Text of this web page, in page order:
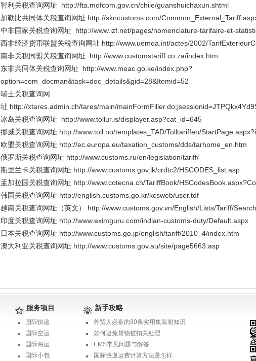
智利关税查询网址 http://fta.mofcom.gov.cn/chile/guanshuichaxun.shtml
加勒比共同体关税查询网址 http://skncustoms.com/
中非国家关税查询网址 http://www.izf.net/pages/nomenclature-tarifaire-et-
西非经济货币联盟关税查询网址 http://www.uemoa.int/actes/2002/
南非关税同盟关税查询网址 http://www.customstariff.co.za/index.htm
东非共同体关税查询网址 http://www.meac.go.ke/index.php?
option=com_docman&task=doc_details&gid=28&Itemid=52
瑞士关税查询网
址 http://xtares.admin.ch/tares/main/
冰岛关税查询网址 http://www.tollur.is/displayer.asp?cat_id=645
挪威关税查询网址 http://www.toll.no/templates_TAD/Tolltariffen/
欧盟关税查询网址 http://ec.europa.eu/taxation_customs/dds/tarhome_en.htm
俄罗斯关税查询网址 http://www.customs.ru/en/legislation/tariff/
斯里兰卡关税查询网址 http://www.customs.gov.lk/crdtc2/HSCODES_list.asp
孟加拉国关税查询网址 http://www.cotecna.ch/TariffBook/
韩国关税查询网址 http://english.customs.go.kr/kcsweb/user.tdf
越南关税查询网址（英文） http://www.customs.gov.vn/English/Lists/Tariff/
印度关税查询网址 http://www.eximguru.com/indian-customs-duty/Default.aspx
日本关税查询网址 http://www.customs.go.jp/english/tariff/2010_4/index.htm
澳大利亚关税查询网址 http://www.customs.gov.au/site/page5663.asp
服务项目
国际快递
国际空运
国际海运
国际小包
新手攻略
外贸人必备的30条实用集装箱知识
如何避免货物被扣关处理
EMS常见问题与解答
国际快递运费计算方法是怎样